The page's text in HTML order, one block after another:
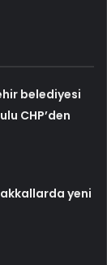
belediyesi
CHP’den
yeni